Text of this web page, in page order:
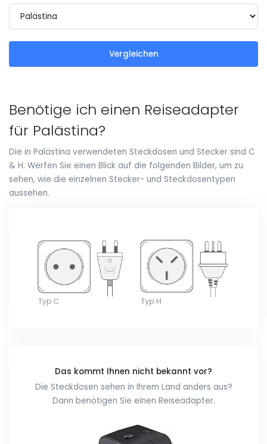
Vergleichen
Benötige ich einen Reiseadapter
für Palästina?
Die in Palästina verwendeten Steckdosen und Stecker sind C
& H. Werfen Sie einen Blick auf die folgenden Bilder, um zu
sehen, wie die einzelnen Stecker- und Steckdosentypen
aussehen.
Das kommt Ihnen nicht bekannt vor?
Die Steckdosen sehen in Ihrem Land anders aus?
Dann benötigen Sie einen Reiseadapter.